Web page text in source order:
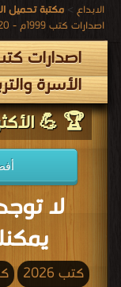
الابداع > مكتبة تحميل
اصدارات كتب 1999م - 1420هـ في كتب في الأسرة والتربية الطبخ والديكور
الأسرة
🏆 💪 الأكثر
أفضل
لا
كتب 2026